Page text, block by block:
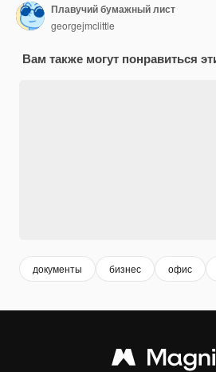
Плавучий бумажный лист
georgejmclittle
Вам также могут понравиться
документы бизнес офис